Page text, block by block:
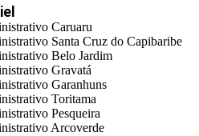
Caruaru
Santa Cruz do Capibaribe
Belo Jardim
Gravatá
Garanhuns
Toritama
Pesqueira
Arcoverde